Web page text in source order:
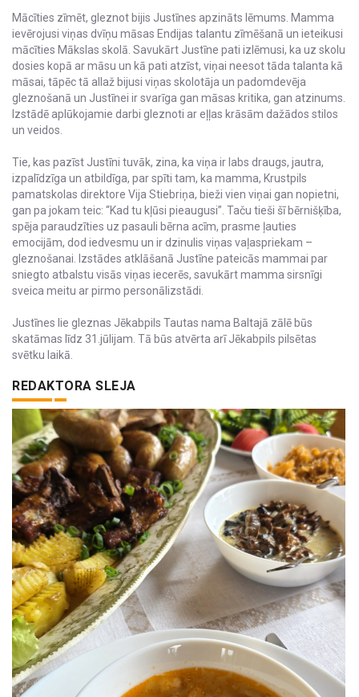
Mācīties zīmēt, gleznot bijis Justīnes apzināts lēmums. Mamma
ievērojusi viņas dvīņu māsas Endijas talantu zīmēšanā un ieteikusi
mācīties Mākslas skolā. Savukārt Justīne pati izlēmusi, ka uz skolu
dosies kopā ar māsu un kā pati atzīst, viņai neesot tāda talanta kā
māsai, tāpēc tā allaž bijusi viņas skolotāja un padomdevēja
gleznošanā un Justīnei ir svarīga gan māsas kritika, gan atzinums.
Izstādē aplūkojamie darbi gleznoti ar eļļas krāsām dažādos stilos
un veidos.
Tie, kas pazīst Justīni tuvāk, zina, ka viņa ir labs draugs, jautra,
izpalīdzīga un atbildīga, par spīti tam, ka mamma, Krustpils
pamatskolas direktore Vija Stiebriņa, bieži vien viņai gan nopietni,
gan pa jokam teic: “Kad tu kļūsi pieaugusi”. Taču tieši šī bērnišķība,
spēja paraudzīties uz pasauli bērna acīm, prasme ļauties
emocijām, dod iedvesmu un ir dzinulis viņas vaļaspriekam –
gleznošanai. Izstādes atklāšanā Justīne pateicās mammai par
sniegto atbalstu visās viņas iecerēs, savukārt mamma sirsnīgi
sveica meitu ar pirmo personālizstādi.
Justīnes Iie gleznas Jēkabpils Tautas nama Baltajā zālē būs
skatāmas līdz 31.jūlijam. Tā būs atvērta arī Jēkabpils pilsētas
svētku laikā.
REDAKTORA SLEJA